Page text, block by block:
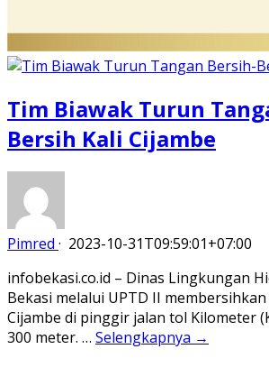
Tim Biawak Turun
Bersih Kali Cijambe
Pimred · 2023-10-31T09:59:01+07:00
infobekasi.co.id – Dinas Lingkungan
Bekasi melalui UPTD II
Cijambe di pinggir jalan tol Kilometer
300 meter. … Selengkapnya →